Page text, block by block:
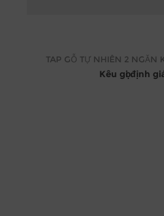
TAP GỖ TỰ NHIÊN 2 NGĂN
Kêu gọi định